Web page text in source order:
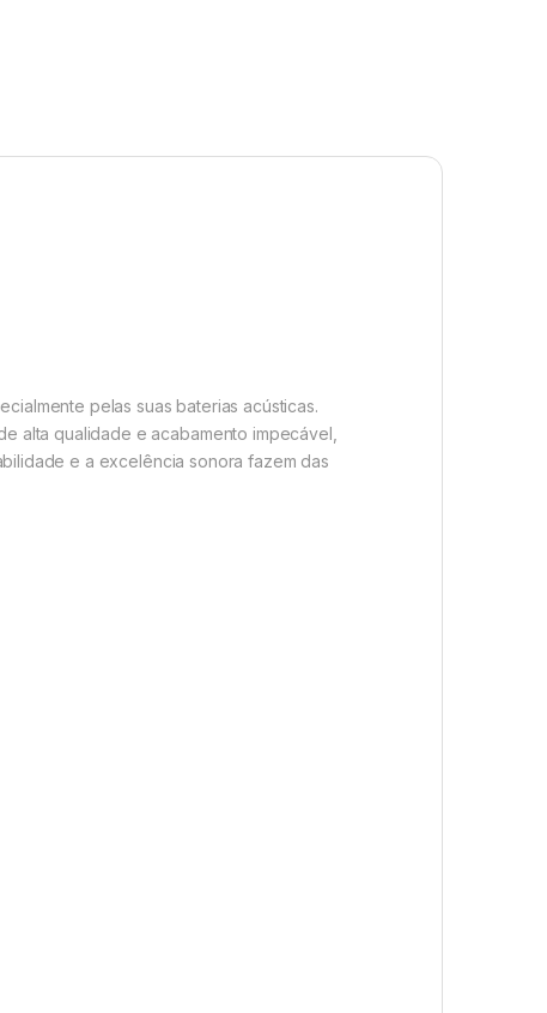
pelas suas baterias acústicas.
alta qualidade e acabamento impecável,
e a excelência sonora fazem das